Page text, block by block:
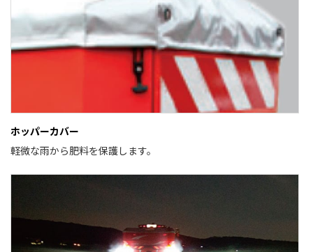
ホッパーカバー
軽微な雨から肥料を保護します。